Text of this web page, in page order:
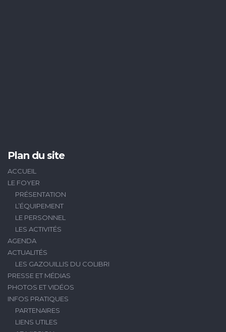
Plan du site
ACCUEIL
LE FOYER
PRÉSENTATION
L’ÉQUIPEMENT
LE PERSONNEL
LES ACTIVITÉS
AGENDA
ACTUALITÉS
LES GAZOUILLIS DU COLIBRI
PRESSE ET MÉDIAS
PHOTOS ET VIDÉOS
INFOS PRATIQUES
PARTENAIRES
LIENS UTILES